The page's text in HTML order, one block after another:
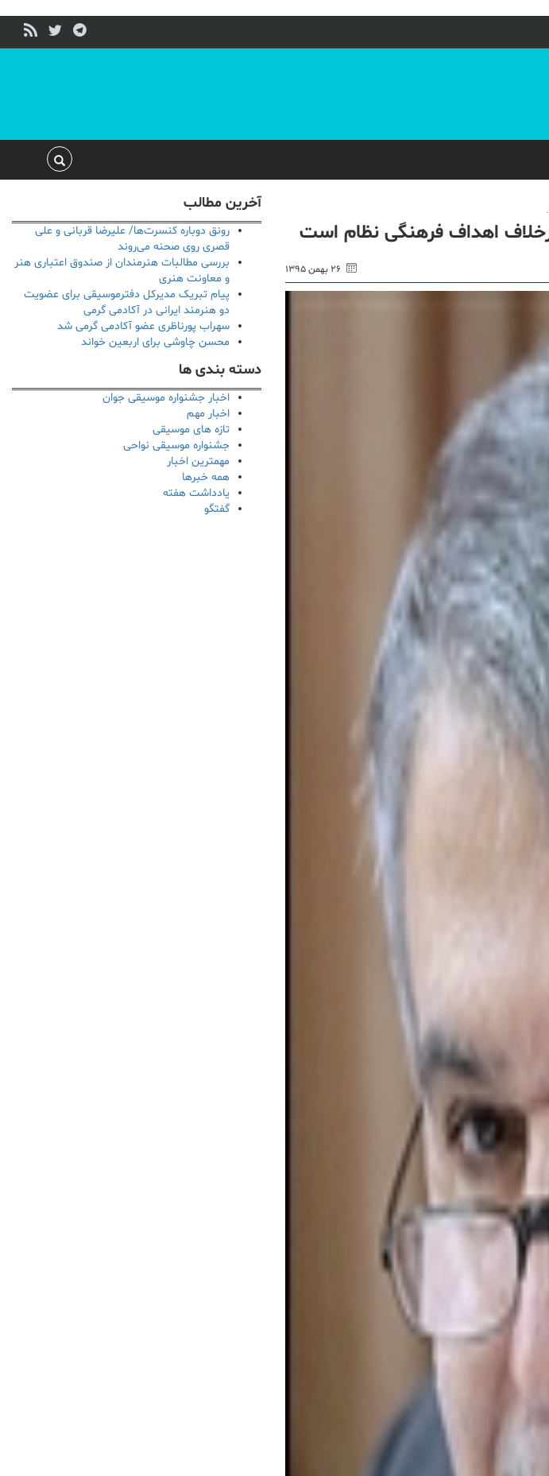
اهداف فرهنگی نظام است
۲۶ بهمن ۱۳۹۵
آخرین مطالب
رونق دوباره کنسرت‌ها/ علیرضا قربانی و علی
قصری روی صحنه می‌روند
بررسی مطالبات هنرمندان از صندوق اعتباری هنر
و معاونت هنری
پیام تبریک مدیرکل دفترموسیقی برای عضویت
دو هنرمند ایرانی در آکادمی گرمی
سهراب پورناظری عضو آکادمی گرمی شد
محسن چاوشی برای اربعین خواند
دسته بندی ها
اخبار جشنواره موسیقی جوان
اخبار مهم
تازه های موسیقی
جشنواره موسیقی نواحی
مهمترین اخبار
همه خبرها
یادداشت هفته
گفتگو